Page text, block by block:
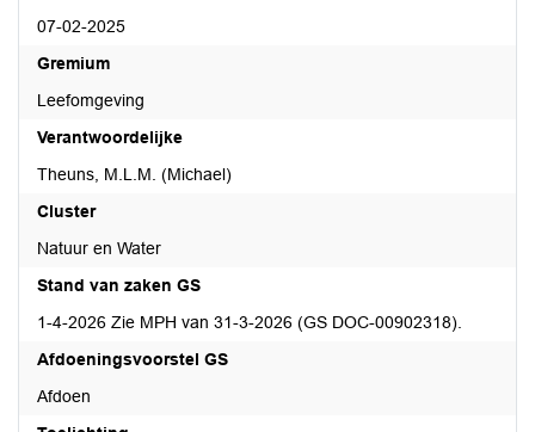
07-02-2025
Gremium
Leefomgeving
Verantwoordelijke
Theuns, M.L.M. (Michael)
Cluster
Natuur en Water
Stand van zaken GS
1-4-2026 Zie MPH van 31-3-2026 (GS DOC-00902318).
Afdoeningsvoorstel GS
Afdoen